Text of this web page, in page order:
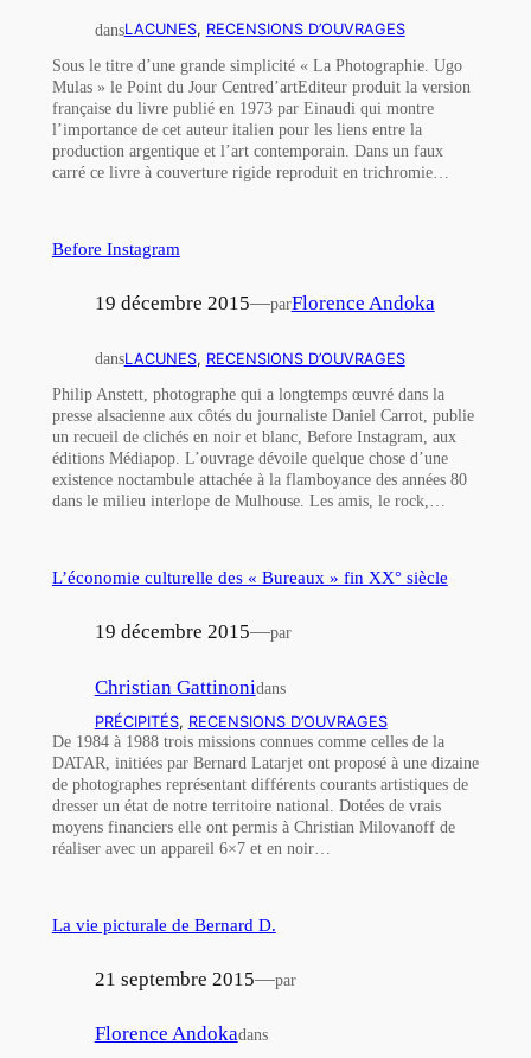
dansLACUNES, RECENSIONS D’OUVRAGES
Sous le titre d’une grande simplicité « La Photographie. Ugo
Mulas » le Point du Jour Centred’artEditeur produit la version
française du livre publié en 1973 par Einaudi qui montre
l’importance de cet auteur italien pour les liens entre la
production argentique et l’art contemporain. Dans un faux
carré ce livre à couverture rigide reproduit en trichromie…
Before Instagram
19 décembre 2015—parFlorence Andoka
dansLACUNES, RECENSIONS D’OUVRAGES
Philip Anstett, photographe qui a longtemps œuvré dans la
presse alsacienne aux côtés du journaliste Daniel Carrot, publie
un recueil de clichés en noir et blanc, Before Instagram, aux
éditions Médiapop. L’ouvrage dévoile quelque chose d’une
existence noctambule attachée à la flamboyance des années 80
dans le milieu interlope de Mulhouse. Les amis, le rock,…
L’économie culturelle des « Bureaux » fin XX° siècle
19 décembre 2015—par
Christian Gattinonidans
PRÉCIPITÉS, RECENSIONS D’OUVRAGES
De 1984 à 1988 trois missions connues comme celles de la
DATAR, initiées par Bernard Latarjet ont proposé à une dizaine
de photographes représentant différents courants artistiques de
dresser un état de notre territoire national. Dotées de vrais
moyens financiers elle ont permis à Christian Milovanoff de
réaliser avec un appareil 6×7 et en noir…
La vie picturale de Bernard D.
21 septembre 2015—par
Florence Andokadans